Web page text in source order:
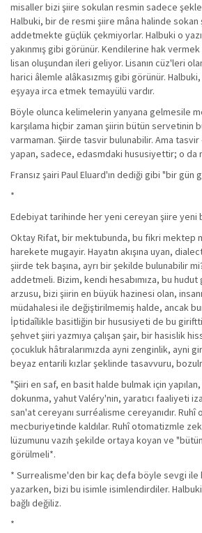
misaller bizi şiire sokulan resmin sadece
Halbuki, bir de resmi şiire mâna halinde
addetmekte güçlük çekmiyorlar. Halbuki o
yakınmış gibi görünür. Kendilerine hak
lisan oluşundan ileri geliyor. Lisanın cüz'leri
harici âlemle alâkasızmış gibi görünür.
eşyaya irca etmek temayülü vardır.
Böyle olunca kelimelerin yanyana gelmesile
karşılama hiçbir zaman şiirin bütün servetinin
varmaman. Şiirde tasvir bulunabilir. Ama
yapan, sadece, edasmdaki hususiyettir; o da
Fransız şairi Paul Eluard'ın dediği gibi "bir
*
Edebiyat tarihinde her yeni cereyan şiire
Oktay Rifat, bir mektubunda, bu fikri mektep
harekete mugayir. Hayatın akışına uyan,
şiirde tek başına, ayrı bir şekilde bulunabilir
addetmeli. Bizim, kendi hesabımıza, bu
arzusu, bizi şiirin en büyük hazinesi olan,
müdahalesi ile değiştirilmemiş halde, ancak
İptidaîlikle basitliğin bir hususiyeti de bu
şehvet şiiri yazmıya çalışan şair, bir hasislik
çocukluk hâtıralarımızda ayni zenginlik, ayni
beyaz entarili kızlar şeklinde tasavvuru,
"Şiiri en saf, en basit halde bulmak için
dokunma, yahut Valéry'nin, yaratıcı faaliyeti
san'at cereyanı surréalisme cereyanıdır.
mecburiyetinde kaldılar. Ruhî otomatizmle
lüzumunu vazıh şekilde ortaya koyan ve
görülmeli*.
* Surrealisme'den bir kaç defa böyle sevgi ile
yazarken, bizi bu isimle isimlendirdiler.
bağlı değiliz.
*